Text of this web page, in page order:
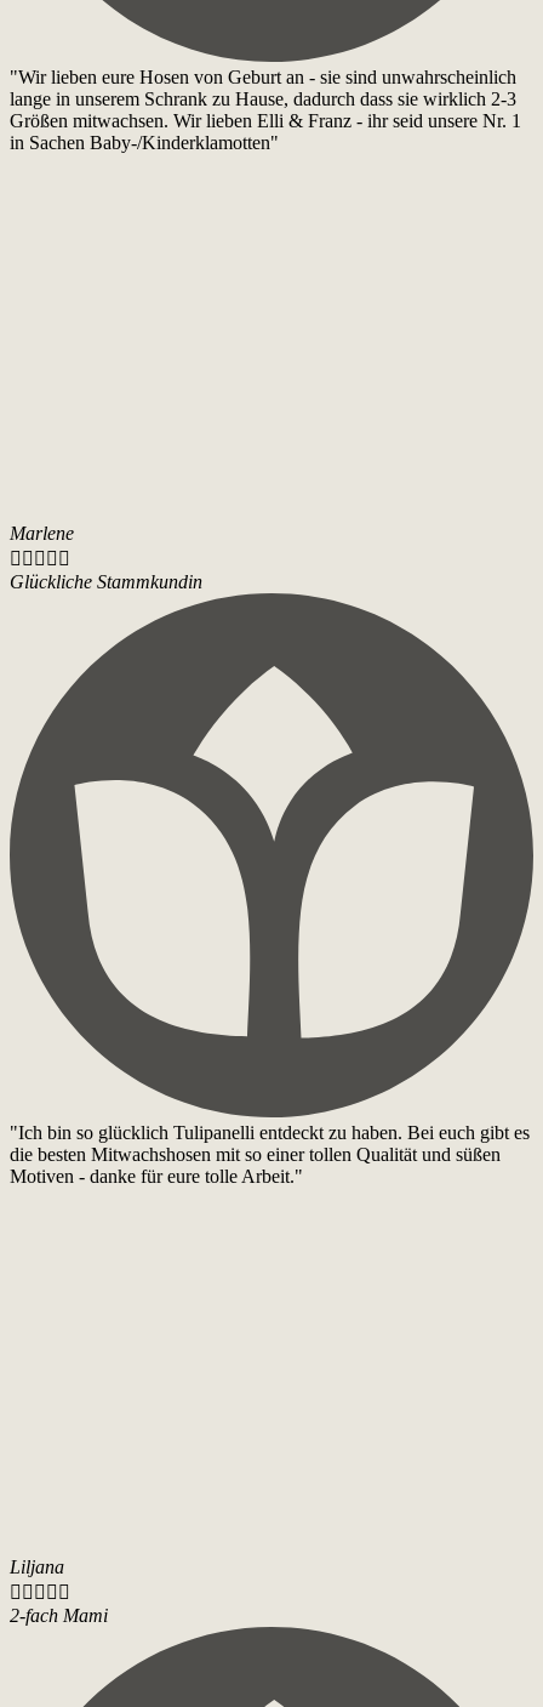
"Wir lieben eure Hosen von Geburt an - sie sind unwahrscheinlich
lange in unserem Schrank zu Hause, dadurch dass sie wirklich 2-3
Größen mitwachsen. Wir lieben Elli & Franz - ihr seid unsere Nr. 1
in Sachen Baby-/Kinderklamotten"
Marlene
    
Glückliche Stammkundin
"Ich bin so glücklich Tulipanelli entdeckt zu haben. Bei euch gibt es
die besten Mitwachshosen mit so einer tollen Qualität und süßen
Motiven - danke für eure tolle Arbeit."
Liljana
    
2-fach Mami